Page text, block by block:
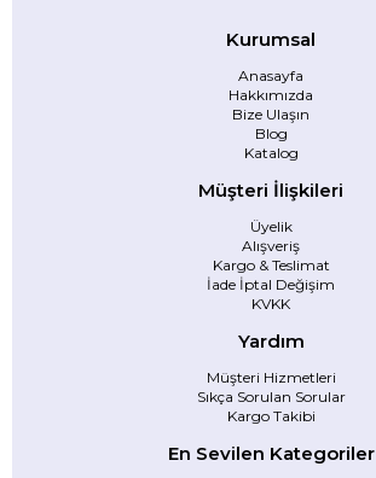
Kurumsal
Anasayfa
Hakkımızda
Bize Ulaşın
Blog
Katalog
Müşteri İlişkileri
Üyelik
Alışveriş
Kargo & Teslimat
İade İptal Değişim
KVKK
Yardım
Müşteri Hizmetleri
Sıkça Sorulan Sorular
Kargo Takibi
En Sevilen Kategoriler